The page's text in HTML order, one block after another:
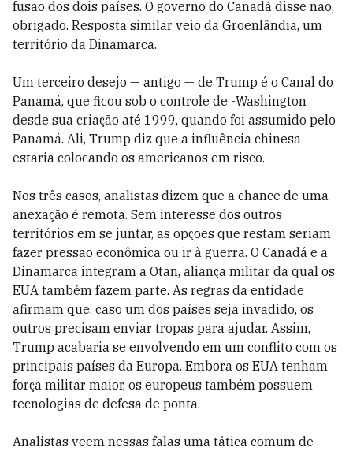
fusão dos dois países. O governo do Canadá disse não,
obrigado. Resposta similar veio da Groenlândia, um
território da Dinamarca.
Um terceiro desejo — antigo — de Trump é o Canal do
Panamá, que ficou sob o controle de -Washington
desde sua criação até 1999, quando foi assumido pelo
Panamá. Ali, Trump diz que a influência chinesa
estaria colocando os americanos em risco.
Nos três casos, analistas dizem que a chance de uma
anexação é remota. Sem interesse dos outros
territórios em se juntar, as opções que restam seriam
fazer pressão econômica ou ir à guerra. O Canadá e a
Dinamarca integram a Otan, aliança militar da qual os
EUA também fazem parte. As regras da entidade
afirmam que, caso um dos países seja invadido, os
outros precisam enviar tropas para ajudar. Assim,
Trump acabaria se envolvendo em um conflito com os
principais países da Europa. Embora os EUA tenham
força militar maior, os europeus também possuem
tecnologias de defesa de ponta.
Analistas veem nessas falas uma tática comum de